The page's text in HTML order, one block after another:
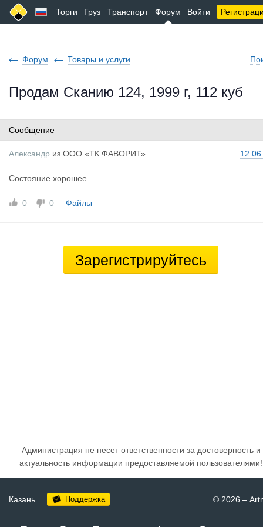
Торги Груз Транспорт Форум Войти
Форум Товары и услуги
Продам Сканию 124, 1999 г, 112 куб
Сообщение
Александр из ООО «ТК ФАВОРИТ»
Состояние хорошее.
0 0 Файлы
Зарегистрируйтесь
Администрация не несет ответственности за достоверность и
актуальность информации предоставляемой пользователями!
Казань Поддержка © 2026 –